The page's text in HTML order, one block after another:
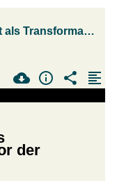
Kreativwirtschaft als Transformationslabor der Gesellschaft
der